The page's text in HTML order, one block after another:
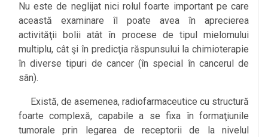
Nu este de neglijat nici rolul foarte important pe care
această examinare îl poate avea în aprecierea
activităţii bolii atât în procese de tipul mielomului
multiplu, cât şi în predicţia răspunsului la chimioterapie
în diverse tipuri de cancer (în special în cancerul de
sân).
Există, de asemenea, radiofarmaceutice cu structură
foarte complexă, capabile a se fixa în formaţiunile
tumorale prin legarea de receptorii de la nivelul